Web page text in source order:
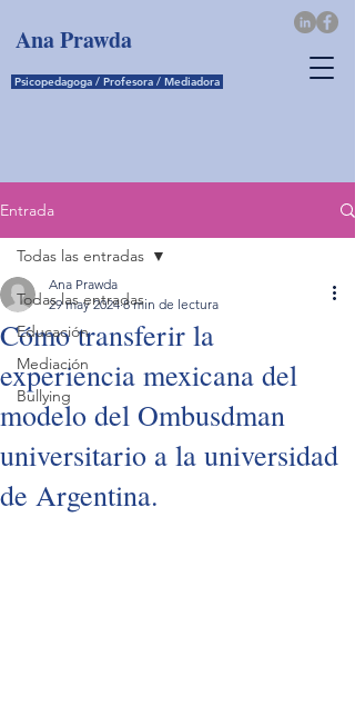
AnaPrawda
Psicopedagoga / Profesora / Mediadora
Entrada
Todas las entradas
Educación
Mediación
Bullying
Todas las entradas
Cómo transferir la
experiencia mexicana del
modelo del Ombusdman
universitario a la universidad
de Argentina.
Ana Prawda
29 may 2024 8 min de lectura